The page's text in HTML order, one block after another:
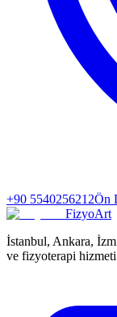
+90 5540256212Ön
FizyoArt
İstanbul, Ankara,
ve fizyoterapi